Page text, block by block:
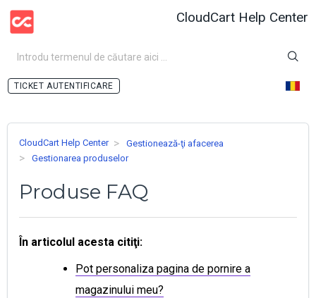
CloudCart Help Center
AUTENTIFICARE
CloudCart Help Center
Gestionează-ţi afacerea
Gestionarea produselor
Produse FAQ
În articolul acesta citiţi:
Pot personaliza pagina de pornire a
magazinului meu?